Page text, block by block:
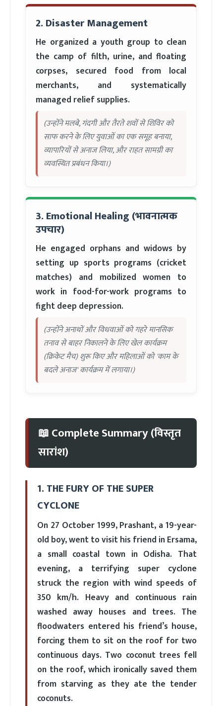
2. Disaster Management
He organized a youth group to clean
the camp of filth, urine, and floating
corpses, secured food from local
merchants, and systematically
managed relief supplies.
(उन्होंने मलबे, गंदगी और तैरते शवों से शिविर को
साफ करने के लिए युवाओं का एक समूह बनाया,
व्यापारियों से अनाज लिया, और राहत सामग्री का
व्यवस्थित प्रबंधन किया।)
3. Emotional Healing (भावनात्मक
उपचार)
He engaged orphans and widows by
setting up sports programs (cricket
matches) and mobilized women to
work in food-for-work programs to
fight deep depression.
(उन्होंने अनाथों और विधवाओं को गहरे मानसिक
तनाव से बाहर निकालने के लिए खेल कार्यक्रम
(क्रिकेट मैच) शुरू किए और महिलाओं को 'काम के
बदले अनाज' कार्यक्रम में लगाया।)
📖 Complete Summary (विस्तृत
सारांश)
1. THE FURY OF THE SUPER
CYCLONE
On 27 October 1999, Prashant, a 19-year-
old boy, went to visit his friend in Ersama,
a small coastal town in Odisha. That
evening, a terrifying super cyclone
struck the region with wind speeds of
350 km/h. Heavy and continuous rain
washed away houses and trees. The
floodwaters entered his friend’s house,
forcing them to sit on the roof for two
continuous days. Two coconut trees fell
on the roof, which ironically saved them
from starving as they ate the tender
coconuts.